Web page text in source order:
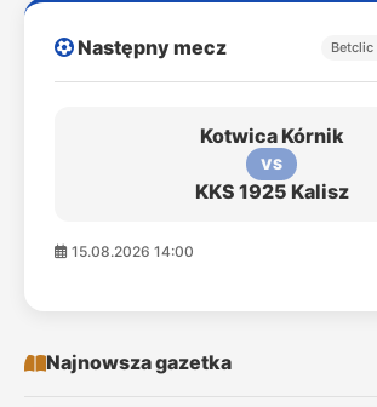
Następny mecz Betclic
Kotwica Kórnik
VS
KKS 1925 Kalisz
15.08.2026 14:00
Najnowsza gazetka